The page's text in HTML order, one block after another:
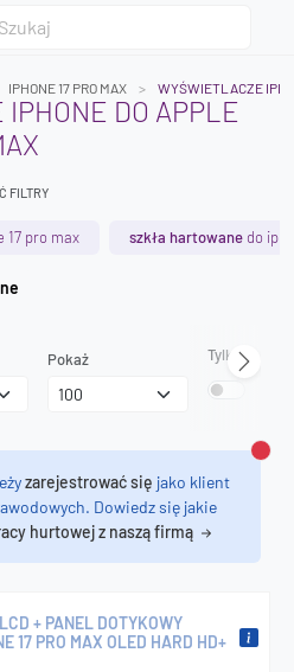
Szukaj
aby kontynuować.
IPHONE 17 PRO MAX WYŚWIETLACZE
DO APPLE
FILTRY
17 pro max szkła hartowane do
Pokaż Tylko
zarejestrować się jako klient
Dowiedz się jakie
hurtowej z naszą firmą
+ PANEL DOTYKOWY
17 PRO MAX OLED HARD HD+